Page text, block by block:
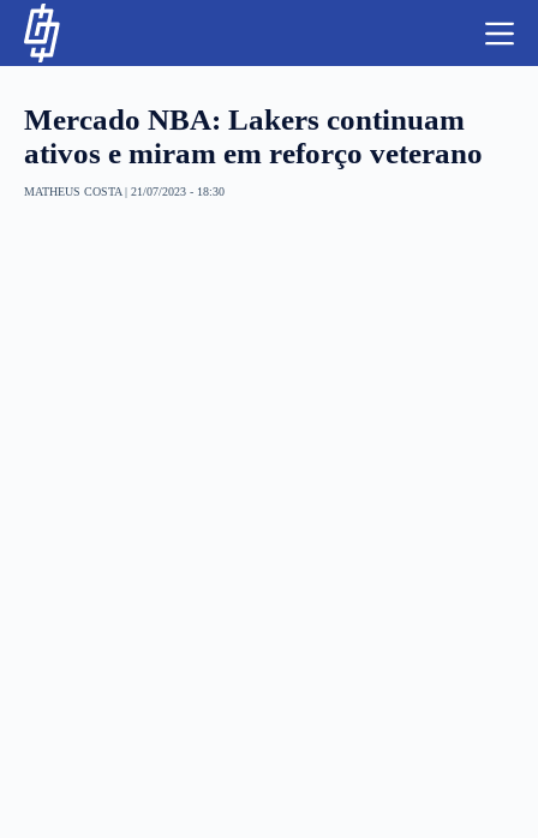
Mercado NBA: Lakers continuam
ativos e miram em reforço veterano
MATHEUS COSTA | 21/07/2023 - 18:30